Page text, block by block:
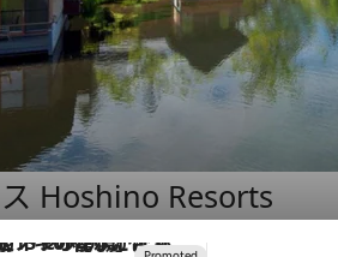
Hoshino Resorts